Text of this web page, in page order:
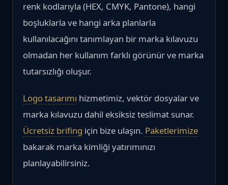
renk kodlarıyla (HEX, CMYK, Pantone), hangi
boşluklarla ve hangi arka planlarla
kullanılacağını tanımlayan bir marka kılavuzu
olmadan her kullanım farklı görünür ve marka
tutarsızlığı oluşur.
Logo tasarımı hizmetimiz, vektör dosyalar ve
marka kılavuzu dahil eksiksiz teslimat sunar.
Ücretsiz brifing için bize ulaşın. Paketlerimize
bakarak marka kimliği yatırımınızı
planlayabilirsiniz.